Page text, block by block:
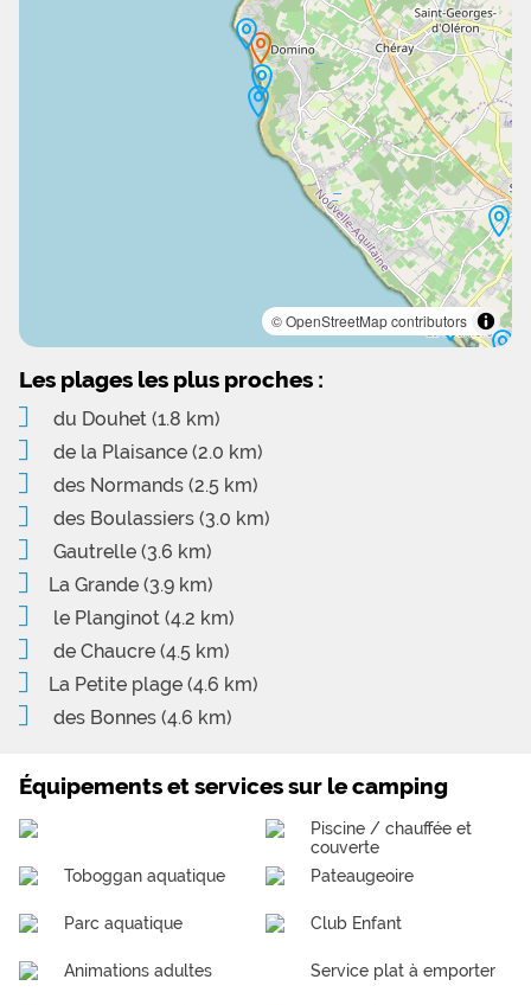
© OpenStreetMap contributors
Les plages les plus proches :
du Douhet (1.8 km)
de la Plaisance (2.0 km)
des Normands (2.5 km)
des Boulassiers (3.0 km)
Gautrelle (3.6 km)
La Grande (3.9 km)
le Planginot (4.2 km)
de Chaucre (4.5 km)
La Petite plage (4.6 km)
des Bonnes (4.6 km)
Équipements et services sur le camping
Piscine / chauffée et
couverte
Toboggan aquatique
Pateaugeoire
Parc aquatique Club Enfant
Animations adultes Service plat à emporter